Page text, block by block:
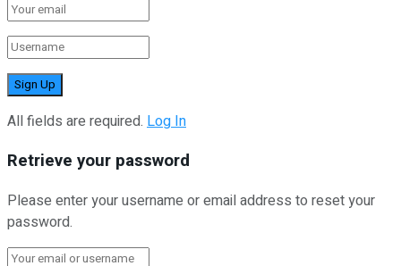
All fields are required. Log In
Retrieve your password
Please enter your username or email address to reset your
password.